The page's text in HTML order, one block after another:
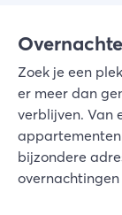
Zoek je een
er meer dan
verblijven. Van
bijzondere
overnachtingen